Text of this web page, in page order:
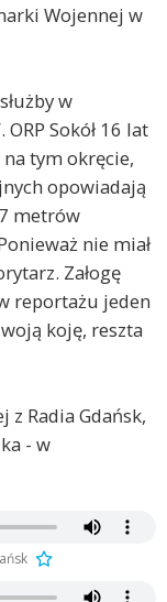
Wojennej w
w
Sokół 16 lat
na tym okręcie,
opowiadają
metrów
nie miał
Załogę
reportażu jeden
koję, reszta
z Radia Gdańsk,
- w